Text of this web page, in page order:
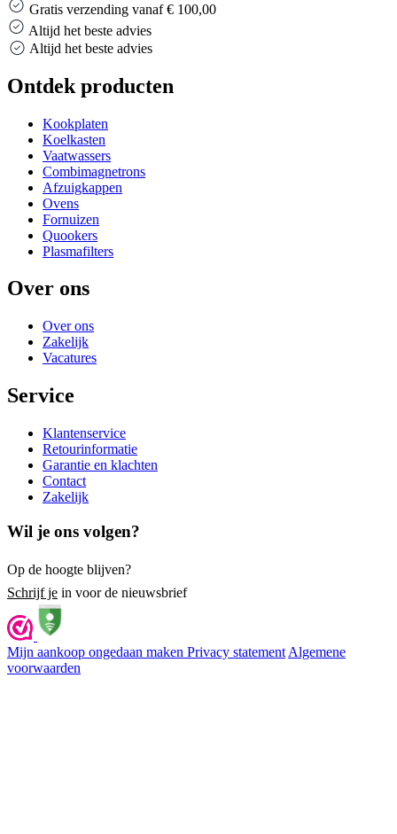
Gratis verzending vanaf € 100,00
Altijd het beste advies
Altijd het beste advies
Ontdek producten
Kookplaten
Koelkasten
Vaatwassers
Combimagnetrons
Afzuigkappen
Ovens
Fornuizen
Quookers
Plasmafilters
Over ons
Over ons
Zakelijk
Vacatures
Service
Klantenservice
Retourinformatie
Garantie en klachten
Contact
Zakelijk
Wil je ons volgen?
Op de hoogte blijven?
Schrijf je in voor de nieuwsbrief
Mijn aankoop ongedaan maken Privacy statement Algemene
voorwaarden